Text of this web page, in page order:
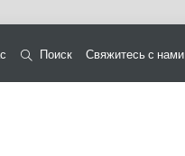
Поиск Свяжитесь с нами